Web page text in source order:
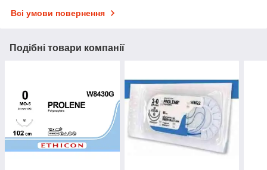
Всі умови повернення
Подібні товари компанії